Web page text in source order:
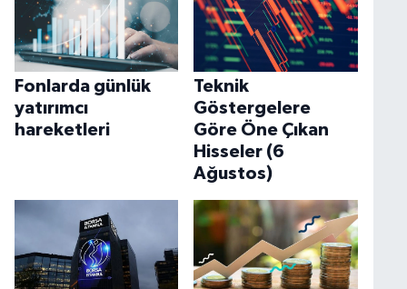
Fonlarda günlük
yatırımcı
hareketleri
Teknik
Göstergelere
Göre Öne Çıkan
Hisseler (6
Ağustos)